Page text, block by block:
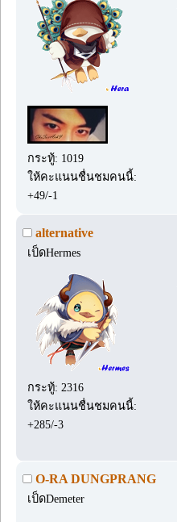
กระทู้: 1019
ให้คะแนนชื่นชมคนนี้:
+49/-1
alternative
เป็ดHermes
กระทู้: 2316
ให้คะแนนชื่นชมคนนี้:
+285/-3
O-RA DUNGPRANG
เป็ดDemeter